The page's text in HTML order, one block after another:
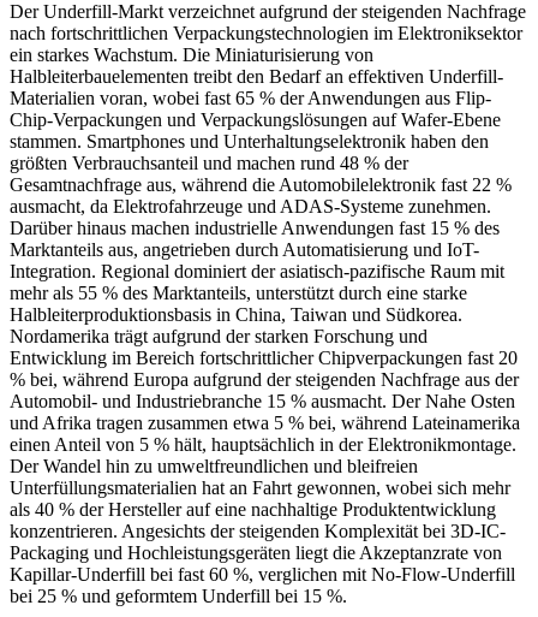
Der Underfill-Markt verzeichnet aufgrund der steigenden Nachfrage
nach fortschrittlichen Verpackungstechnologien im Elektroniksektor
ein starkes Wachstum. Die Miniaturisierung von
Halbleiterbauelementen treibt den Bedarf an effektiven Underfill-
Materialien voran, wobei fast 65 % der Anwendungen aus Flip-
Chip-Verpackungen und Verpackungslösungen auf Wafer-Ebene
stammen. Smartphones und Unterhaltungselektronik haben den
größten Verbrauchsanteil und machen rund 48 % der
Gesamtnachfrage aus, während die Automobilelektronik fast 22 %
ausmacht, da Elektrofahrzeuge und ADAS-Systeme zunehmen.
Darüber hinaus machen industrielle Anwendungen fast 15 % des
Marktanteils aus, angetrieben durch Automatisierung und IoT-
Integration. Regional dominiert der asiatisch-pazifische Raum mit
mehr als 55 % des Marktanteils, unterstützt durch eine starke
Halbleiterproduktionsbasis in China, Taiwan und Südkorea.
Nordamerika trägt aufgrund der starken Forschung und
Entwicklung im Bereich fortschrittlicher Chipverpackungen fast 20
% bei, während Europa aufgrund der steigenden Nachfrage aus der
Automobil- und Industriebranche 15 % ausmacht. Der Nahe Osten
und Afrika tragen zusammen etwa 5 % bei, während Lateinamerika
einen Anteil von 5 % hält, hauptsächlich in der Elektronikmontage.
Der Wandel hin zu umweltfreundlichen und bleifreien
Unterfüllungsmaterialien hat an Fahrt gewonnen, wobei sich mehr
als 40 % der Hersteller auf eine nachhaltige Produktentwicklung
konzentrieren. Angesichts der steigenden Komplexität bei 3D-IC-
Packaging und Hochleistungsgeräten liegt die Akzeptanzrate von
Kapillar-Underfill bei fast 60 %, verglichen mit No-Flow-Underfill
bei 25 % und geformtem Underfill bei 15 %.